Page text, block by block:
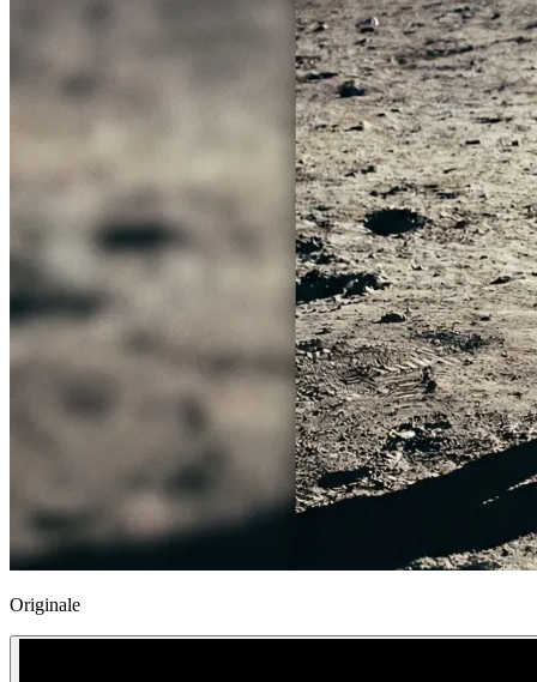
Originale